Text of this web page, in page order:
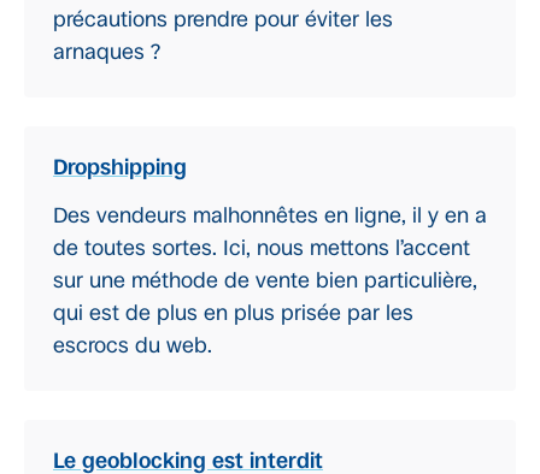
précautions prendre pour éviter les
arnaques ?
Dropshipping
Des vendeurs malhonnêtes en ligne, il y en a
de toutes sortes. Ici, nous mettons l’accent
sur une méthode de vente bien particulière,
qui est de plus en plus prisée par les
escrocs du web.
Le geoblocking est interdit